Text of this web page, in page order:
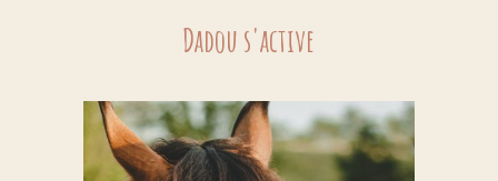
Dadou s'active